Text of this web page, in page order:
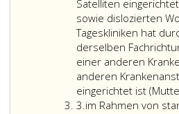
eine
Außerhalb
der
Betriebszeit
des
Satelliten
sowie dislozierten
Tageskliniken hat
derselben
einer anderen
anderen
eingerichtet ist
3.Ziffer
im Rahmen von